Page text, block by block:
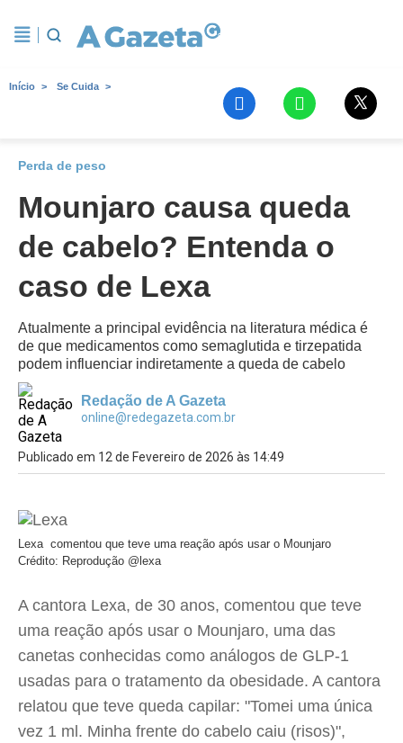
Início Se Cuida
Perda de peso
Mounjaro causa queda
de cabelo? Entenda o
caso de Lexa
Atualmente a principal evidência na literatura médica é
de que medicamentos como semaglutida e tirzepatida
podem influenciar indiretamente a queda de cabelo
Redação de A Gazeta
online@redegazeta.com.br
Publicado em 12 de Fevereiro de 2026 às 14:49
Lexa comentou que teve uma reação após usar o Mounjaro
Crédito: Reprodução @lexa
A cantora Lexa, de 30 anos, comentou que teve
uma reação após usar o Mounjaro, uma das
canetas conhecidas como análogos de GLP-1
usadas para o tratamento da obesidade. A cantora
relatou que teve queda capilar: "Tomei uma única
vez 1 ml. Minha frente do cabelo caiu (risos)",